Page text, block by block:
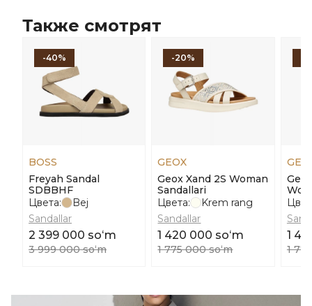
Также смотрят
-40%
BOSS
Freyah Sandal
SDBBHF
Цвета:
Bej
Sandallar
2 399 000 soʻm
3 999 000 soʻm
-20%
GEOX
Geox Xand 2S Woman
Sandallari
Цвета:
Krem rang
Sandallar
1 420 000 soʻm
1 775 000 soʻm
1
1